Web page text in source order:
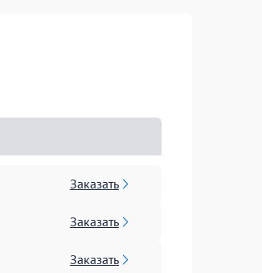
Заказать
Заказать
Заказать